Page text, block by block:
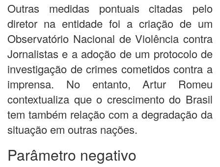
Outras medidas pontuais citadas pelo
diretor na entidade foi a criação de um
Observatório Nacional de Violência contra
Jornalistas e a adoção de um protocolo de
investigação de crimes cometidos contra a
imprensa. No entanto, Artur Romeu
contextualiza que o crescimento do Brasil
tem também relação com a degradação da
situação em outras nações.
Parâmetro negativo